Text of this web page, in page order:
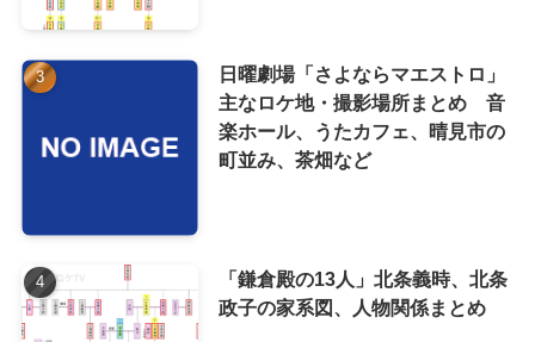
日曜劇場「さよならマエストロ」
主なロケ地・撮影場所まとめ 音
楽ホール、うたカフェ、晴見市の
町並み、茶畑など
「鎌倉殿の13人」北条義時、北条
政子の家系図、人物関係まとめ